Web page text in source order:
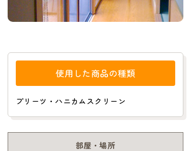
使用した商品の種類
プリーツ・ハニカムスクリーン
部屋・場所